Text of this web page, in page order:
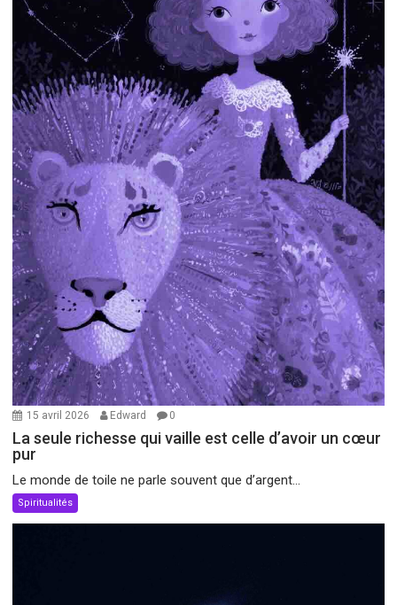
15 avril 2026 Edward 0
La seule richesse qui vaille est celle d’avoir un cœur
pur
Le monde de toile ne parle souvent que d’argent...
Spiritualités